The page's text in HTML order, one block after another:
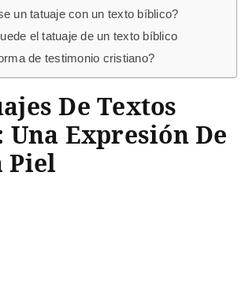
un tatuaje con un texto bíblico?
el tatuaje de un texto bíblico
de testimonio cristiano?
De Textos
Expresión De
Piel